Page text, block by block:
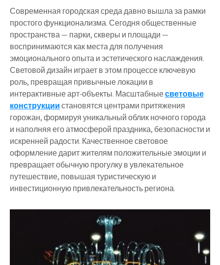
Современная городская среда давно вышла за рамки
простого функционализма. Сегодня общественные
пространства — парки, скверы и площади —
воспринимаются как места для получения
эмоционального опыта и эстетического наслаждения.
Световой дизайн играет в этом процессе ключевую
роль, превращая привычные локации в
интерактивные арт-объекты. Масштабныесветовые
конструкциистановятся центрами притяжения
горожан, формируя уникальный облик ночного города
и наполняя его атмосферой праздника, безопасности и
искренней радости. Качественное световое
оформление дарит жителям положительные эмоции и
превращает обычную прогулку в увлекательное
путешествие, повышая туристическую и
инвестиционную привлекательность региона.